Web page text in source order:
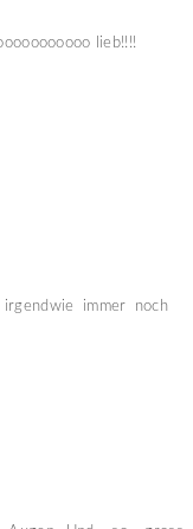
lieb!!!!
immer noch